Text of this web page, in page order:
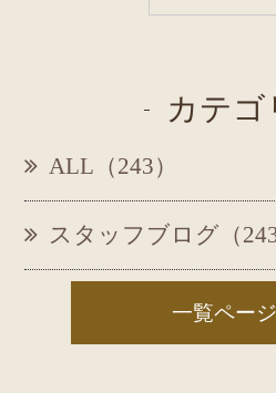
カテゴ
ALL（243）
スタッフブログ（243
一覧ペー